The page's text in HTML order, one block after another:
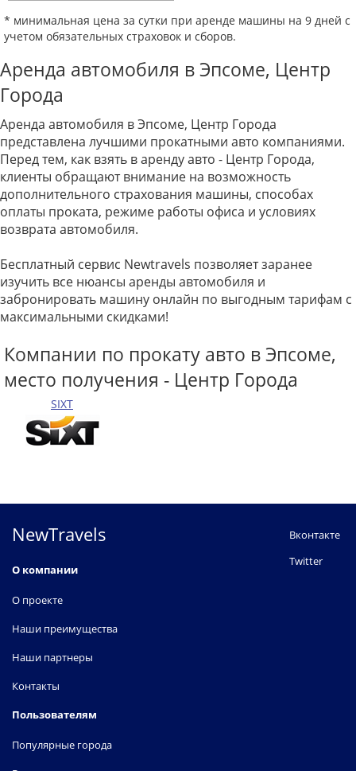
* минимальная цена за сутки при аренде машины на 9 дней с
учетом обязательных страховок и сборов.
Аренда автомобиля в Эпсоме, Центр
Города
Аренда автомобиля в Эпсоме, Центр Города
представлена лучшими прокатными авто компаниями.
Перед тем, как взять в аренду авто - Центр Города,
клиенты обращают внимание на возможность
дополнительного страхования машины, способах
оплаты проката, режиме работы офиса и условиях
возврата автомобиля.
Бесплатный сервис Newtravels позволяет заранее
изучить все нюансы аренды автомобиля и
забронировать машину онлайн по выгодным тарифам с
максимальными скидками!
Компании по прокату авто в Эпсоме,
место получения - Центр Города
SIXT
NewTravels
О компании
О проекте
Наши преимущества
Наши партнеры
Контакты
Пользователям
Популярные города
Вконтакте
Twitter